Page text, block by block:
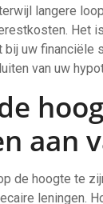
langere
Het
uw financiële
van uw
aan
de hoogte te
leningen.